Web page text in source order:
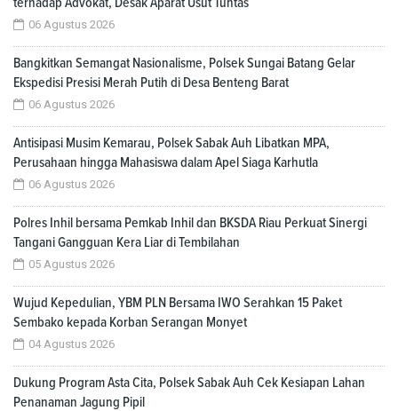
terhadap Advokat, Desak Aparat Usut Tuntas
06 Agustus 2026
Bangkitkan Semangat Nasionalisme, Polsek Sungai Batang Gelar
Ekspedisi Presisi Merah Putih di Desa Benteng Barat
06 Agustus 2026
Antisipasi Musim Kemarau, Polsek Sabak Auh Libatkan MPA,
Perusahaan hingga Mahasiswa dalam Apel Siaga Karhutla
06 Agustus 2026
Polres Inhil bersama Pemkab Inhil dan BKSDA Riau Perkuat Sinergi
Tangani Gangguan Kera Liar di Tembilahan
05 Agustus 2026
Wujud Kepedulian, YBM PLN Bersama IWO Serahkan 15 Paket
Sembako kepada Korban Serangan Monyet
04 Agustus 2026
Dukung Program Asta Cita, Polsek Sabak Auh Cek Kesiapan Lahan
Penanaman Jagung Pipil